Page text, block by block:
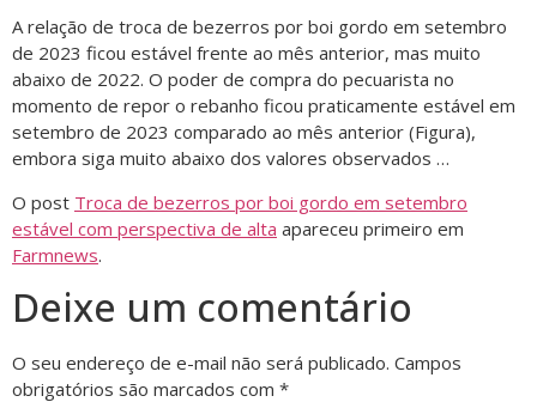
A relação de troca de bezerros por boi gordo em setembro
de 2023 ficou estável frente ao mês anterior, mas muito
abaixo de 2022. O poder de compra do pecuarista no
momento de repor o rebanho ficou praticamente estável em
setembro de 2023 comparado ao mês anterior (Figura),
embora siga muito abaixo dos valores observados …
O post Troca de bezerros por boi gordo em setembro
estável com perspectiva de alta apareceu primeiro em
Farmnews.
Deixe um comentário
O seu endereço de e-mail não será publicado. Campos
obrigatórios são marcados com *